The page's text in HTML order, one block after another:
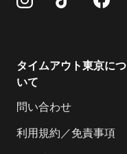
タイムアウト東京につ
いて
問い合わせ
利用規約／免責事項